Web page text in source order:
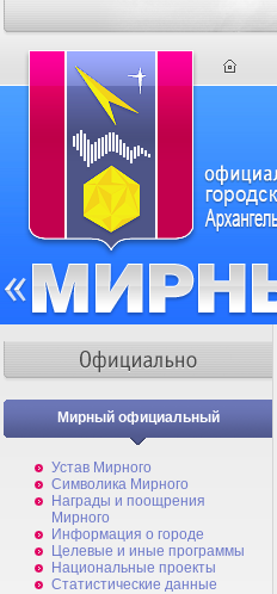
Мирный официальный
Устав Мирного
Символика Мирного
Награды и поощрения
Мирного
Информация о городе
Целевые и иные программы
Национальные проекты
Статистические данные